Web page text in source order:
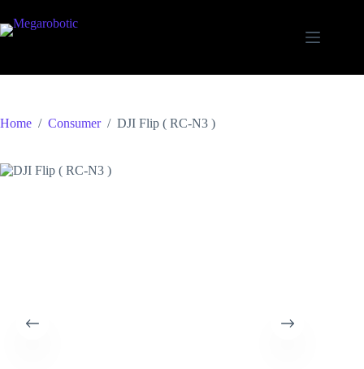
Home / Consumer / DJI Flip ( RC-N3 )